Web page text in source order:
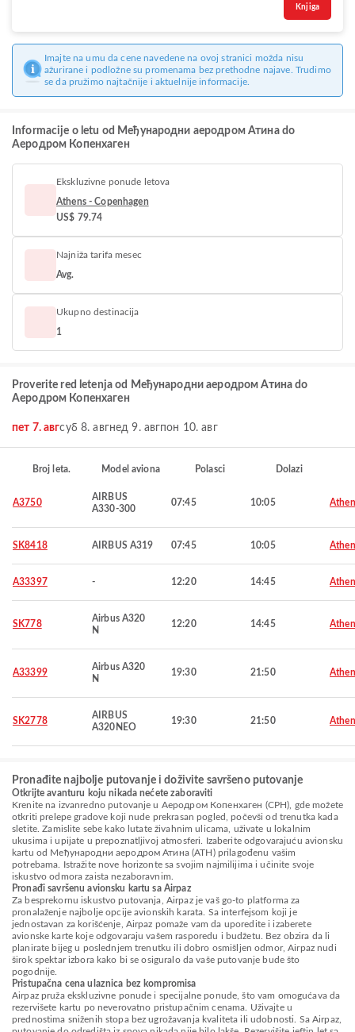
Knjiga
Imajte na umu da cene navedene na ovoj stranici možda nisu
ažurirane i podložne su promenama bez prethodne najave. Trudimo
se da pružimo najtačnije i aktuelnije informacije.
Informacije o letu od Међународни аеродром Атина do
Аеродром Копенхаген
Ekskluzivne ponude letova
Athens - Copenhagen
US$ 79.74
Najniža tarifa mesec
Avg.
Ukupno destinacija
1
Proverite red letenja od Међународни аеродром Атина do
Аеродром Копенхаген
пет 7. авгсуб 8. авгнед 9. авгпон 10. авг
Broj leta. Model aviona Polasci Dolazi
A3750
AIRBUS
A330-300
07:45 10:05
SK8418 AIRBUS A319 07:45 10:05
A33397 - 12:20 14:45
SK778
Airbus A320
N
12:20 14:45
A33399
Airbus A320
N
19:30 21:50
SK2778
AIRBUS
A320NEO
19:30 21:50
Pronađite najbolje putovanje i doživite savršeno putovanje
Otkrijte avanturu koju nikada nećete zaboraviti
Krenite na izvanredno putovanje u Аеродром Копенхаген (CPH), gde možete
otkriti prelepe gradove koji nude prekrasan pogled, počevši od trenutka kada
sletite. Zamislite sebe kako lutate živahnim ulicama, uživate u lokalnim
ukusima i upijate u prepoznatljivoj atmosferi. Izaberite odgovarajuću avionsku
kartu od Међународни аеродром Атина (ATH) prilagođenu vašim
potrebama. Istražite nove horizonte sa svojim najmilijima i učinite svoje
iskustvo odmora zaista nezaboravnim.
Pronađi savršenu avionsku kartu sa Airpaz
Za besprekornu iskustvo putovanja, Airpaz je vaš go-to platforma za
pronalaženje najbolje opcije avionskih karata. Sa interfejsom koji je
jednostavan za korišćenje, Airpaz pomaže vam da uporedite i izaberete
avionske karte koje odgovaraju vašem rasporedu i budžetu. Bez obzira da li
planirate bijeg u poslednjem trenutku ili dobro osmišljen odmor, Airpaz nudi
širok spektar izbora kako bi se osiguralo da vaše putovanje bude što
pogodnije.
Pristupačna cena ulaznica bez kompromisa
Airpaz pruža ekskluzivne ponude i specijalne ponude, što vam omogućava da
rezervišete kartu po neverovatno pristupačnim cenama. Uživajte u
prednostima sniženih stopa bez ugrožavanja kvaliteta ili udobnosti. Sa Airpaz,